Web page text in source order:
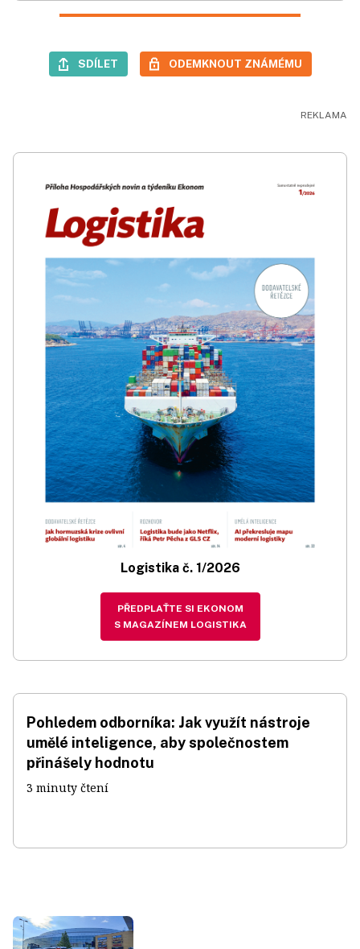
SDÍLET ODEMKNOUT ZNÁMÉMU
Logistika č. 1/2026
PŘEDPLAŤTE SI EKONOM
S MAGAZÍNEM LOGISTIKA
Pohledem odborníka: Jak využít nástroje
umělé inteligence, aby společnostem
přinášely hodnotu
3 minuty čtení